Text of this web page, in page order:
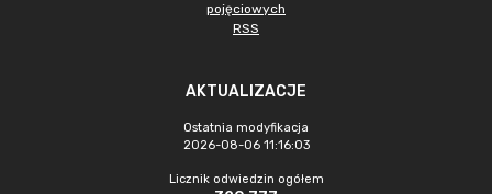
pojęciowych
RSS
AKTUALIZACJE
Ostatnia modyfikacja
2026-08-06 11:16:03
Licznik odwiedzin ogółem